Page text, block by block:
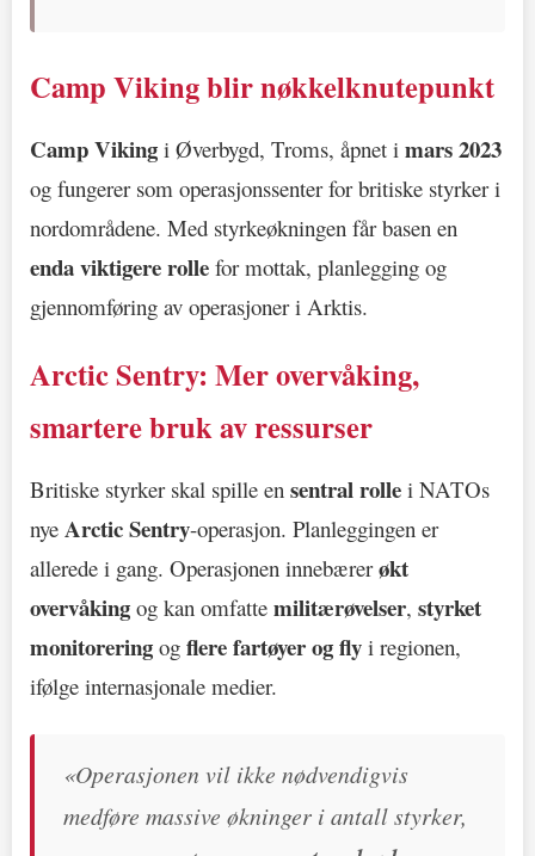
Camp Viking blir nøkkelknutepunkt
Camp Viking i Øverbygd, Troms, åpnet i mars 2023
og fungerer som operasjonssenter for britiske styrker i
nordområdene. Med styrkeøkningen får basen en
enda viktigere rolle for mottak, planlegging og
gjennomføring av operasjoner i Arktis.
Arctic Sentry: Mer overvåking,
smartere bruk av ressurser
Britiske styrker skal spille en sentral rolle i NATOs
nye Arctic Sentry-operasjon. Planleggingen er
allerede i gang. Operasjonen innebærerøkt
overvåking og kan omfatte militærøvelser, styrket
monitorering og flere fartøyer og fly i regionen,
ifølge internasjonale medier.
«Operasjonen vil ikke nødvendigvis
medføre massive økninger i antall styrker,